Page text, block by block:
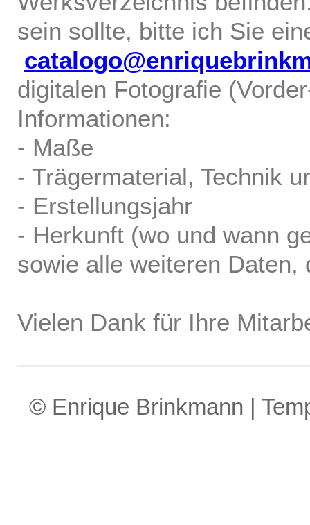
sein sollte, bitte ich Sie
digitalen Fotografie
Informationen:
- Maße
- Trägermaterial, Technik
- Erstellungsjahr
- Herkunft (wo und wann
sowie alle weiteren
Vielen Dank für Ihre
© Enrique Brinkmann |